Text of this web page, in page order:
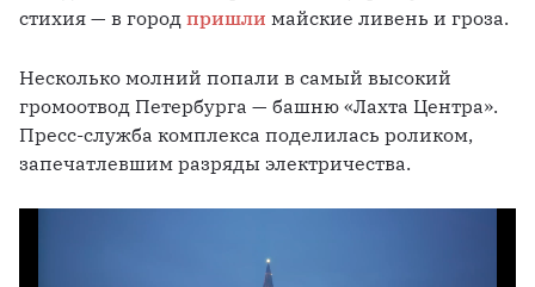
стихия — в город пришли майские ливень и гроза.
Несколько молний попали в самый высокий
громоотвод Петербурга — башню «Лахта Центра».
Пресс-служба комплекса поделилась роликом,
запечатлевшим разряды электричества.